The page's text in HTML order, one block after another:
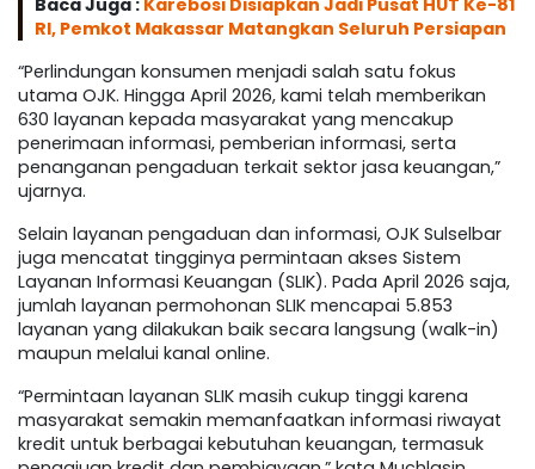
Baca Juga : Karebosi Disiapkan Jadi Pusat HUT Ke-81
RI, Pemkot Makassar Matangkan Seluruh Persiapan
“Perlindungan konsumen menjadi salah satu fokus
utama OJK. Hingga April 2026, kami telah memberikan
630 layanan kepada masyarakat yang mencakup
penerimaan informasi, pemberian informasi, serta
penanganan pengaduan terkait sektor jasa keuangan,”
ujarnya.
Selain layanan pengaduan dan informasi, OJK Sulselbar
juga mencatat tingginya permintaan akses Sistem
Layanan Informasi Keuangan (SLIK). Pada April 2026 saja,
jumlah layanan permohonan SLIK mencapai 5.853
layanan yang dilakukan baik secara langsung (walk-in)
maupun melalui kanal online.
“Permintaan layanan SLIK masih cukup tinggi karena
masyarakat semakin memanfaatkan informasi riwayat
kredit untuk berbagai kebutuhan keuangan, termasuk